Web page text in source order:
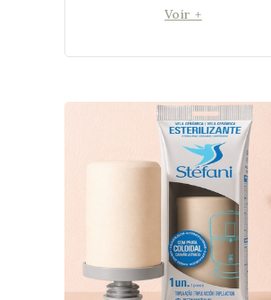
Voir +